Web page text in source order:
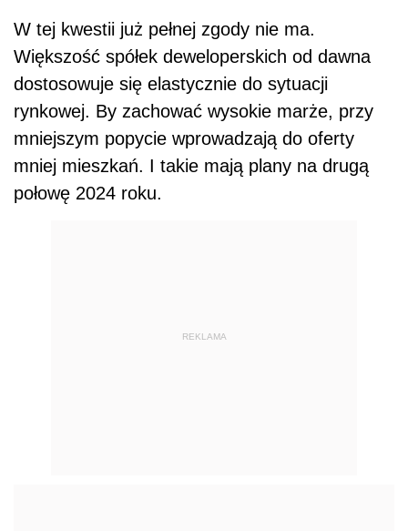
W tej kwestii już pełnej zgody nie ma.
Większość spółek deweloperskich od dawna
dostosowuje się elastycznie do sytuacji
rynkowej. By zachować wysokie marże, przy
mniejszym popycie wprowadzają do oferty
mniej mieszkań. I takie mają plany na drugą
połowę 2024 roku.
REKLAMA